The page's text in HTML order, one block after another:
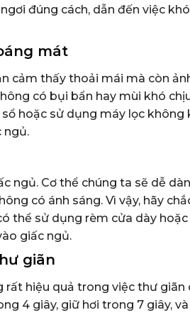
đúng cách, dẫn đến việc
mát
cảm thấy thoải mái mà còn
có bụi bẩn hay mùi khó
hoặc sử dụng máy lọc
ngủ.
ngủ. Cơ thể chúng ta sẽ dễ
có ánh sáng. Vì vậy, hãy
thể sử dụng rèm cửa dày
giấc ngủ.
giãn
hiệu quả trong việc thư giãn
4 giây, giữ hơi trong 7 giây,